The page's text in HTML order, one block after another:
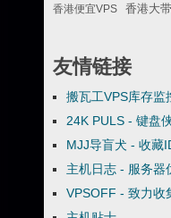
香港便宜VPS 香港大
友情链接
搬瓦工VPS库存监
24K PULS - 键盘
MJJ导盲犬 - 收藏
主机日志 - 服务器
VPSOFF - 致力收